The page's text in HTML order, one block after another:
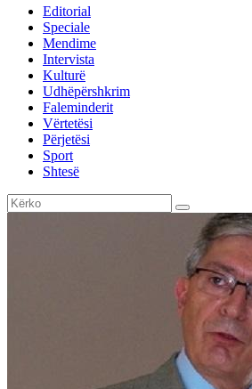
Editorial
Speciale
Mendime
Intervista
Kulturë
Udhëpërshkrim
Faleminderit
Vërtetësi
Përjetësi
Sport
Shtesë